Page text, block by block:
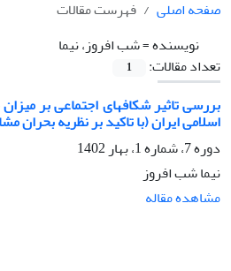
صفحه اصلی
فهرست مقالات
نویسنده =شب افروز، نیما
تعداد مقالات:
1
بررسی تاثیر شکافهای اجتماعی بر
اسلامی ایران (با تاکید بر نظریه بحران
دوره 7، شماره 1، بهار 1402
نیما شب افروز
مشاهده مقاله